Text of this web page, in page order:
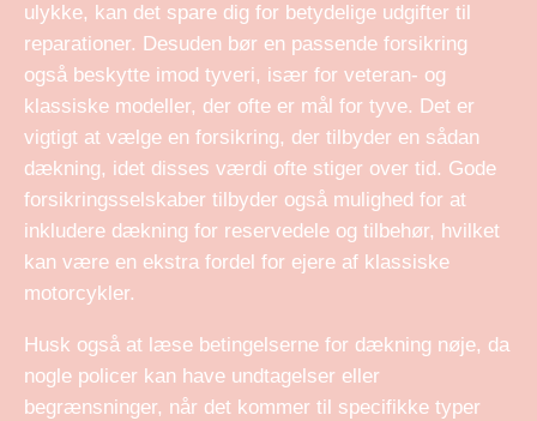
ulykke, kan det spare dig for betydelige udgifter til
reparationer. Desuden bør en passende forsikring
også beskytte imod tyveri, især for veteran- og
klassiske modeller, der ofte er mål for tyve. Det er
vigtigt at vælge en forsikring, der tilbyder en sådan
dækning, idet disses værdi ofte stiger over tid. Gode
forsikringsselskaber tilbyder også mulighed for at
inkludere dækning for reservedele og tilbehør, hvilket
kan være en ekstra fordel for ejere af klassiske
motorcykler.
Husk også at læse betingelserne for dækning nøje, da
nogle policer kan have undtagelser eller
begrænsninger, når det kommer til specifikke typer